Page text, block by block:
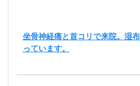
坐骨神経痛と首コリで来院。湿
っています。